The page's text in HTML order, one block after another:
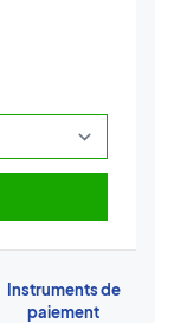
Instruments de
paiement